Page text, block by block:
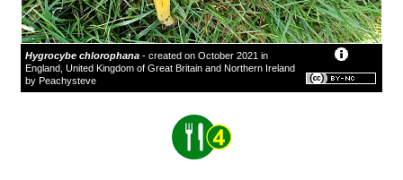
Hygrocybe chlorophana - created on October 2021 in
England, United Kingdom of Great Britain and Northern Ireland
by Peachysteve